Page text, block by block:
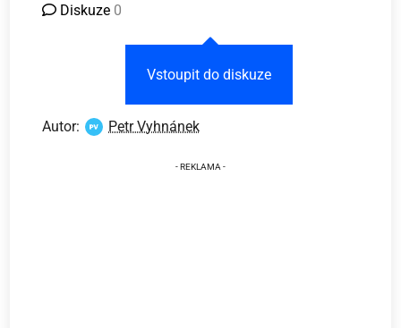
Diskuze 0
Vstoupit do diskuze
Autor: Petr Vyhnánek